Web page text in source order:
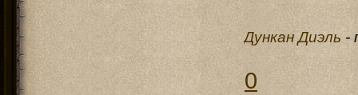
Дункан Диэль -
0